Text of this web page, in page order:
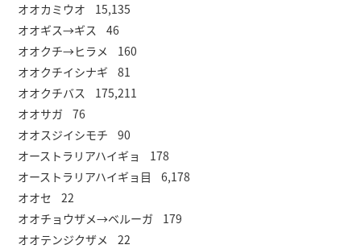
オオカミウオ 15,135
オオギス→ギス 46
オオクチ→ヒラメ 160
オオクチイシナギ 81
オオクチバス 175,211
オオサガ 76
オオスジイシモチ 90
オーストラリアハイギョ 178
オーストラリアハイギョ目 6,178
オオセ 22
オオチョウザメ→ベルーガ 179
オオテンジクザメ 22